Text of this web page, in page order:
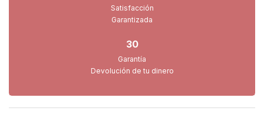
Satisfacción
Garantizada
30
Garantía
Devolución de tu dinero